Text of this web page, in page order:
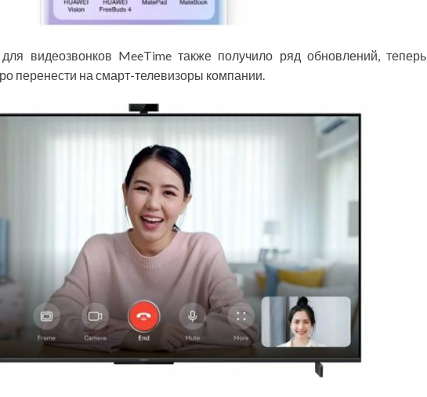
видеозвонков MeeTime также получило ряд обновлений, теперь
перенести на смарт-телевизоры компании.